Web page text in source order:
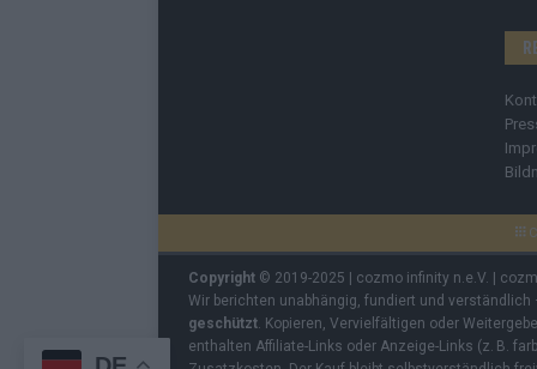
Copyright © 2019-2025 | cozmo infinity n.e.V. |
Wir berichten unabhängig, fundiert und
geschützt. Kopieren, Vervielfältigen oder
enthalten Affiliate-Links oder Anzeige-Links (z. B.